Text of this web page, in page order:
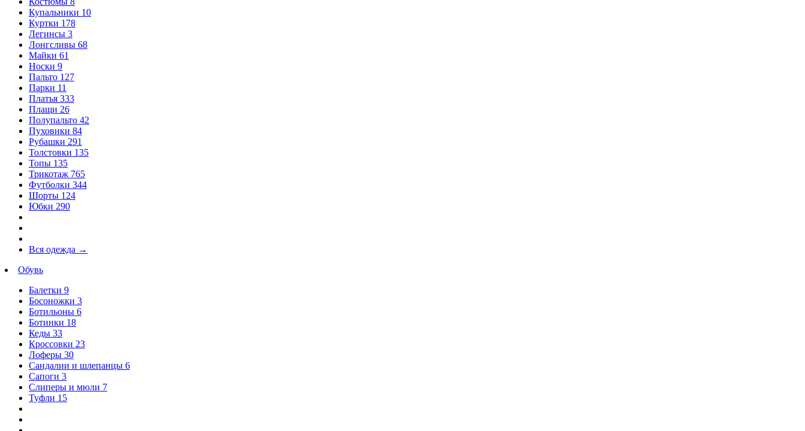
Купальники 10
Куртки 178
Легинсы 3
Лонгсливы 68
Майки 61
Носки 9
Пальто 127
Парки 11
Платья 333
Плащи 26
Полупальто 42
Пуховики 84
Рубашки 291
Толстовки 135
Топы 135
Трикотаж 765
Футболки 344
Шорты 124
Юбки 290
Вся одежда →
Обувь
Балетки 9
Босоножки 3
Ботильоны 6
Ботинки 18
Кеды 33
Кроссовки 23
Лоферы 30
Сандалии и шлепанцы 6
Сапоги 3
Слиперы и мюли 7
Туфли 15